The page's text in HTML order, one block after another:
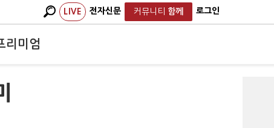
LIVE 전자신문 커뮤니티 함께 로그인
리미엄